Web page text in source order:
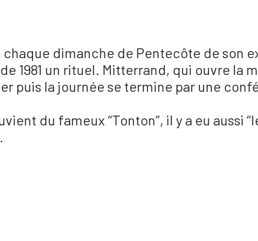
dimanche de Pentecôte de son
1981 un rituel. Mitterrand, qui ouvre la
puis la journée se termine par une
fameux ‘‘Tonton’’, il y a eu aussi ‘‘le